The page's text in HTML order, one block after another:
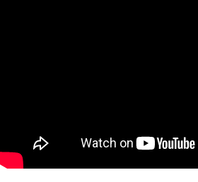
Ежедневно (Пн-Пт) с 08:30 до 17:30
Без перерывов
Реквизиты: